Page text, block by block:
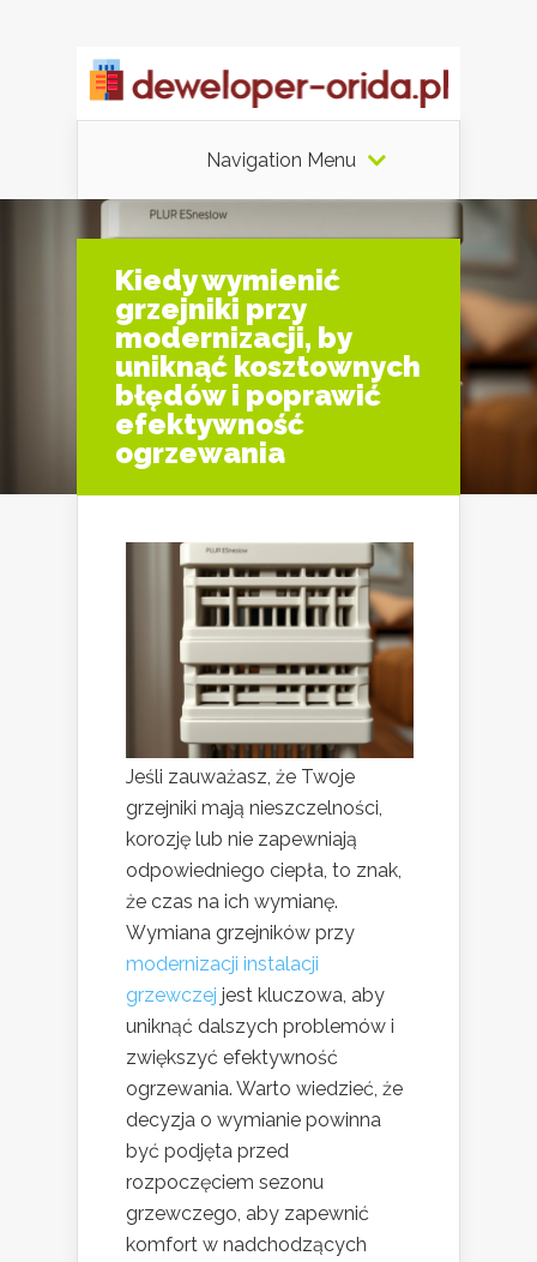
Navigation Menu
Kiedy wymienić
grzejniki przy
modernizacji, by
uniknąć kosztownych
błędów i poprawić
efektywność
ogrzewania
Jeśli zauważasz, że Twoje
grzejniki mają nieszczelności,
korozję lub nie zapewniają
odpowiedniego ciepła, to znak,
że czas na ich wymianę.
Wymiana grzejników przy
modernizacji instalacji
grzewczej jest kluczowa, aby
uniknąć dalszych problemów i
zwiększyć efektywność
ogrzewania. Warto wiedzieć, że
decyzja o wymianie powinna
być podjęta przed
rozpoczęciem sezonu
grzewczego, aby zapewnić
komfort w nadchodzących